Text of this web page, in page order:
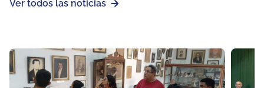
Ver todos las noticias